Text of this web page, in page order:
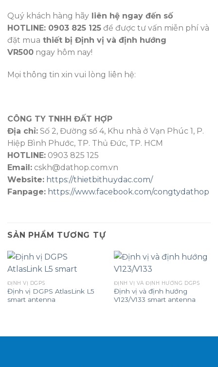
Quý khách hàng hãy liên hệ ngay đến số
HOTLINE: 0903 825 125 để được tư vấn miễn phí và
đặt mua thiết bị Định vị và định hướng
VR500 ngay hôm nay!
Mọi thông tin xin vui lòng liên hệ:
CÔNG TY TNHH ĐẤT HỢP
Địa chỉ: Số 2, Đường số 4, Khu nhà ở Vạn Phúc 1, P.
Hiệp Bình Phước, TP. Thủ Đức, TP. HCM
HOTLINE: 0903 825 125
Email: cskh@dathop.com.vn
Website: https://thietbithuydac.com/
Fanpage: https://www.facebook.com/congtydathop
SẢN PHẨM TƯƠNG TỰ
ĐỊNH VỊ DGPS
Định vị DGPS AtlasLink L5
smart antenna
ĐỊNH VỊ VÀ ĐỊNH HƯỚNG DGPS
Định vị và định hướng
V123/V133 smart antenna